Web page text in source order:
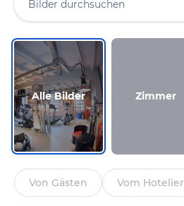
Alle Bilder Zimmer
Von Gästen Vom Hotelier